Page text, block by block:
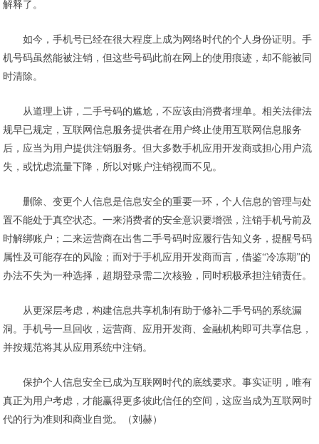
解释了。
如今，手机号已经在很大程度上成为网络时代的个人身份证明。手
机号码虽然能被注销，但这些号码此前在网上的使用痕迹，却不能被同
时清除。
从道理上讲，二手号码的尴尬，不应该由消费者埋单。相关法律法
规早已规定，互联网信息服务提供者在用户终止使用互联网信息服务
后，应当为用户提供注销服务。但大多数手机应用开发商或担心用户流
失，或忧虑流量下降，所以对账户注销视而不见。
删除、变更个人信息是信息安全的重要一环，个人信息的管理与处
置不能处于真空状态。一来消费者的安全意识要增强，注销手机号前及
时解绑账户；二来运营商在出售二手号码时应履行告知义务，提醒号码
属性及可能存在的风险；而对于手机应用开发商而言，借鉴“冷冻期”的
办法不失为一种选择，超期登录需二次核验，同时积极承担注销责任。
从更深层考虑，构建信息共享机制有助于修补二手号码的系统漏
洞。手机号一旦回收，运营商、应用开发商、金融机构即可共享信息，
并按规范将其从应用系统中注销。
保护个人信息安全已成为互联网时代的底线要求。事实证明，唯有
真正为用户考虑，才能赢得更多彼此信任的空间，这应当成为互联网时
代的行为准则和商业自觉。（刘赫）